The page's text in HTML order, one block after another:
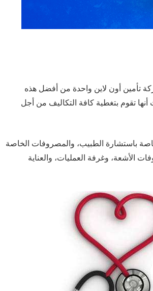
تأمين أون لاين واحدة من أفضل هذه
تقوم بتغطية كافة التكاليف من أجل
باستشارة الطبيب، والمصروفات الخاصة
الأشعة، وغرفة العمليات، والعناية